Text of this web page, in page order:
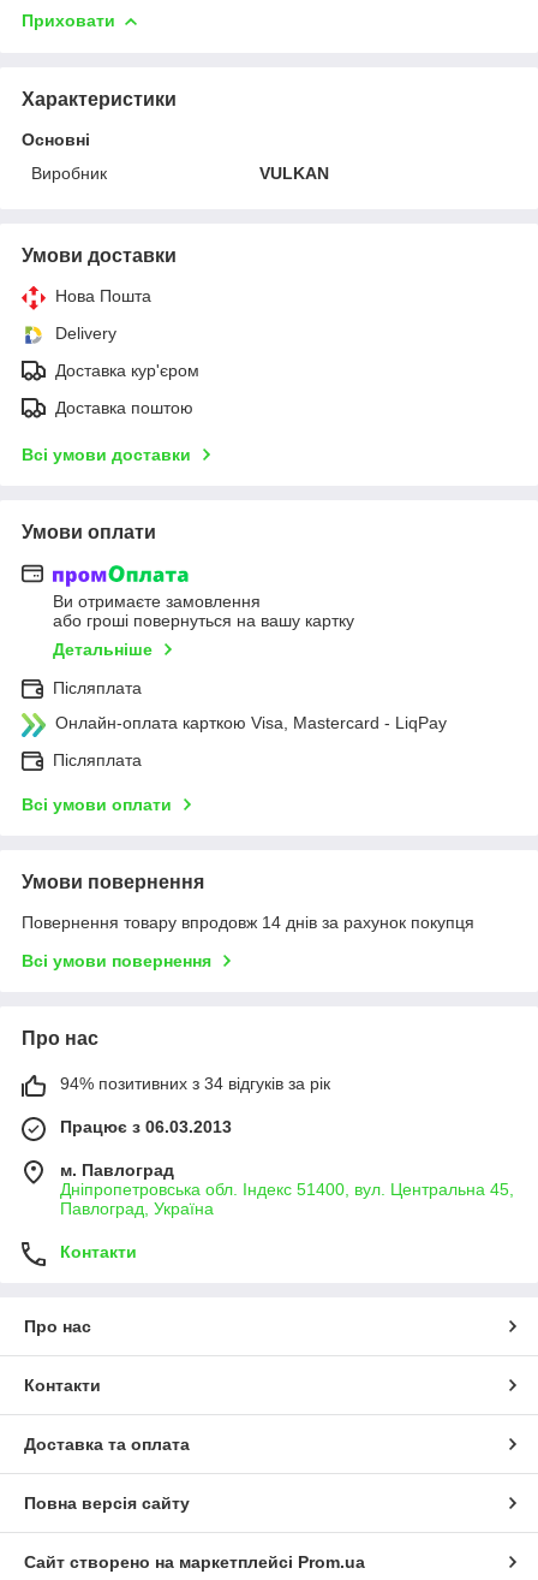
Приховати
Характеристики
Основні
Виробник
VULKAN
Умови доставки
Нова Пошта
Delivery
Доставка кур'єром
Доставка поштою
Всі умови доставки
Умови оплати
Ви отримаєте замовлення
або гроші повернуться на вашу картку
Детальніше
Післяплата
Онлайн-оплата карткою Visa, Mastercard - LiqPay
Післяплата
Всі умови оплати
Умови повернення
Повернення товару впродовж 14 днів за рахунок покупця
Всі умови повернення
Про нас
94% позитивних з 34 відгуків за рік
Працює з 06.03.2013
м. Павлоград
Дніпропетровська обл. Індекс 51400, вул. Центральна 45,
Павлоград, Україна
Контакти
Про нас
Контакти
Доставка та оплата
Повна версія сайту
Сайт створено на маркетплейсі Prom.ua